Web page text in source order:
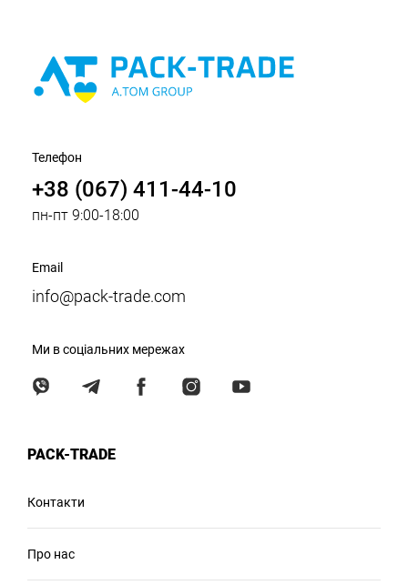
Телефон
+38 (067) 411-44-10
пн-пт 9:00-18:00
Email
info@pack-trade.com
Ми в соціальних мережах
PACK-TRADE
Контакти
Про нас